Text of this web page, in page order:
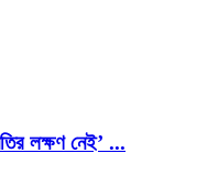
লক্ষণ নেই’ ...